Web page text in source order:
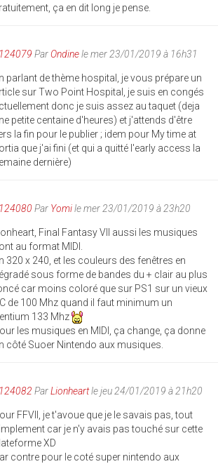
ça en dit long je pense.
ParOndinele mer 23/01/2019 à 16h31
parlant de thème hospital, je vous prépare un
sur Two Point Hospital, je suis en congés
donc je suis assez au taquet (deja
petite centaine d'heures) et j'attends d'être
la fin pour le publier ; idem pour My time at
que j'ai fini (et qui a quitté l'early access la
dernière)
Par Yomile mer 23/01/2019 à 23h20
Final Fantasy VII aussi les musiques
au format MIDI.
320 x 240, et les couleurs des fenêtres en
sous forme de bandes du + clair au plus
car moins coloré que sur PS1 sur un vieux
de 100 Mhz quand il faut minimum un
133 Mhz
les musiques en MIDI, ça change, ça donne
côté Suoer Nintendo aux musiques.
ParLionheartle jeu 24/01/2019 à 21h20
FFVII, je t'avoue que je le savais pas, tout
car je n'y avais pas touché sur cette
XD
contre pour le coté super nintendo aux